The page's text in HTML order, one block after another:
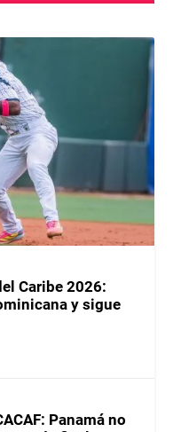
Caribe 2026:
y sigue
Panamá no